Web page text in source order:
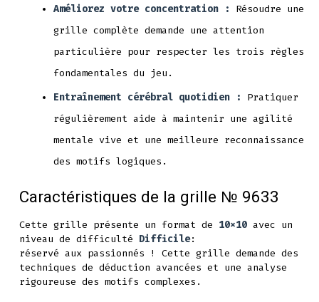
Améliorez votre concentration :
Résoudre une
grille complète demande une attention
particulière pour respecter les trois règles
fondamentales du jeu.
Entraînement cérébral quotidien :
Pratiquer
régulièrement aide à maintenir une agilité
mentale vive et une meilleure reconnaissance
des motifs logiques.
Caractéristiques de la grille № 9633
Cette grille présente un format de 10x10 avec un
niveau de difficulté Difficile:
réservé aux passionnés ! Cette grille demande des
techniques de déduction avancées et une analyse
rigoureuse des motifs complexes.